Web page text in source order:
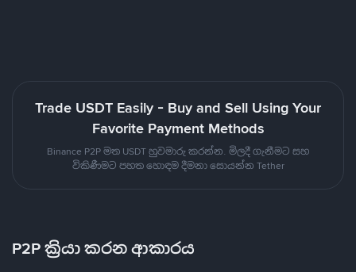
Trade USDT Easily - Buy and Sell Using Your
Favorite Payment Methods
Binance P2P මත USDT හුවමාරු කරන්න. මිලදී ගැනීමට සහ
විකිණීමට පහත හොඳම දීමනා සොයන්න Tether
P2P ක්‍රියා කරන ආකාරය